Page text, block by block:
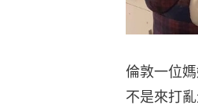
倫敦一位
不是來打